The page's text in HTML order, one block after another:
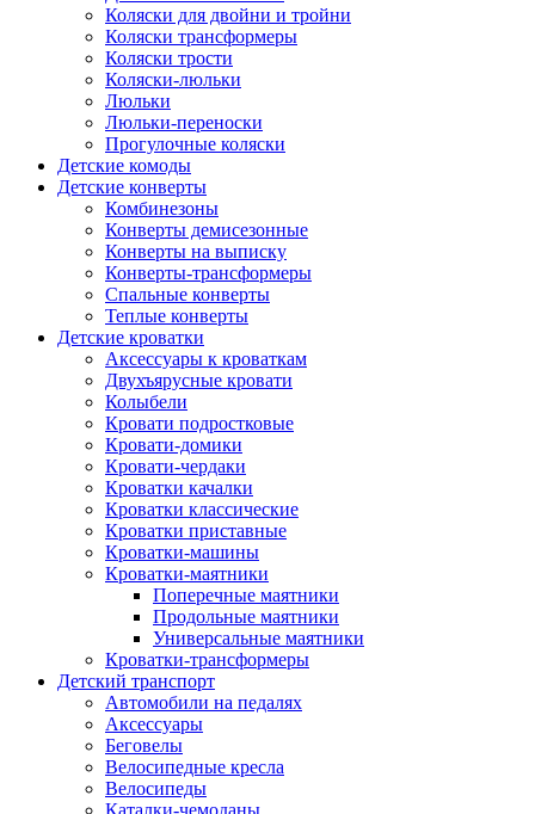
Коляски для двойни и тройни
Коляски трансформеры
Коляски трости
Коляски-люльки
Люльки
Люльки-переноски
Прогулочные коляски
Детские комоды
Детские конверты
Комбинезоны
Конверты демисезонные
Конверты на выписку
Конверты-трансформеры
Спальные конверты
Теплые конверты
Детские кроватки
Аксессуары к кроваткам
Двухъярусные кровати
Колыбели
Кровати подростковые
Кровати-домики
Кровати-чердаки
Кроватки качалки
Кроватки классические
Кроватки приставные
Кроватки-машины
Кроватки-маятники
Поперечные маятники
Продольные маятники
Универсальные маятники
Кроватки-трансформеры
Детский транспорт
Автомобили на педалях
Аксессуары
Беговелы
Велосипедные кресла
Велосипеды
Каталки-чемоданы